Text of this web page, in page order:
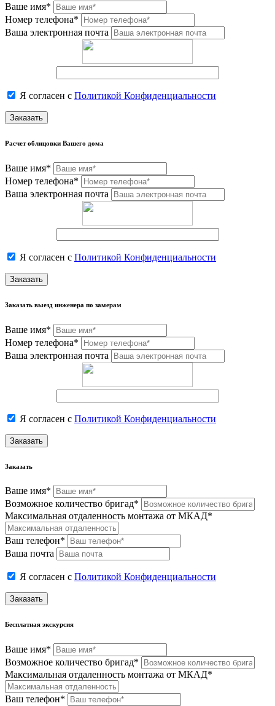
Ваше имя*
Номер телефона*
Ваша электронная почта
Я согласен с Политикой Конфиденциальности
Заказать
Расчет облицовки Вашего дома
Ваше имя*
Номер телефона*
Ваша электронная почта
Я согласен с Политикой Конфиденциальности
Заказать
Заказать выезд инженера по замерам
Ваше имя*
Номер телефона*
Ваша электронная почта
Я согласен с Политикой Конфиденциальности
Заказать
Заказать
Ваше имя*
Возможное количество бригад*
Максимальная отдаленность монтажа от МКАД*
Ваш телефон*
Ваша почта
Я согласен с Политикой Конфиденциальности
Заказать
Бесплатная экскурсия
Ваше имя*
Возможное количество бригад*
Максимальная отдаленность монтажа от МКАД*
Ваш телефон*